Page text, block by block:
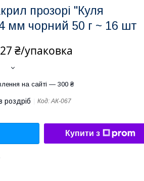
прозорі "Куля
мм чорний 50 г ~ 16 шт
27 ₴/упаковка
на сайті — 300 ₴
роздріб Код:АК-067
Купити з